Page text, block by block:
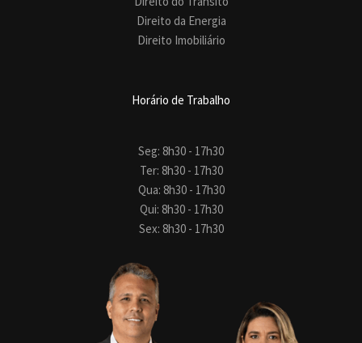
Direito da Energia
Direito Imobiliário
Horário de Trabalho
Seg: 8h30 - 17h30
Ter: 8h30 - 17h30
Qua: 8h30 - 17h30
Qui: 8h30 - 17h30
Sex: 8h30 - 17h30